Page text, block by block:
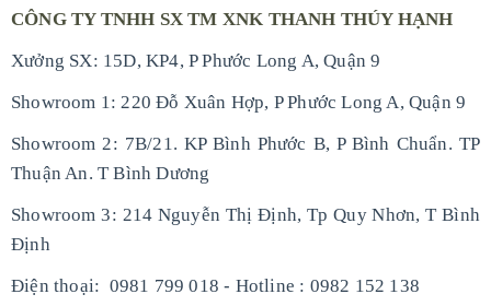
CÔNG TY TNHH SX TM XNK THANH THÚY HẠNH
Xưởng SX: 15D, KP4, P Phước Long A, Quận 9
Showroom 1: 220 Đỗ Xuân Hợp, P Phước Long A, Quận 9
Showroom 2: 7B/21. KP Bình Phước B, P Bình Chuẩn. TP
Thuận An. T Bình Dương
Showroom 3: 214 Nguyễn Thị Định, Tp Quy Nhơn, T Bình
Định
Điện thoại: 0981 799 018- Hotline : 0982 152 138